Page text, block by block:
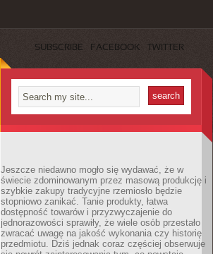
SUBSCRIBE FACEBOOK TWITTER
Jeszcze niedawno mogło się wydawać, że w
świecie zdominowanym przez masową produkcję i
szybkie zakupy tradycyjne rzemiosło będzie
stopniowo zanikać. Tanie produkty, łatwa
dostępność towarów i przyzwyczajenie do
jednorazowości sprawiły, że wiele osób przestało
zwracać uwagę na jakość wykonania czy historię
przedmiotu. Dziś jednak coraz częściej obserwuje